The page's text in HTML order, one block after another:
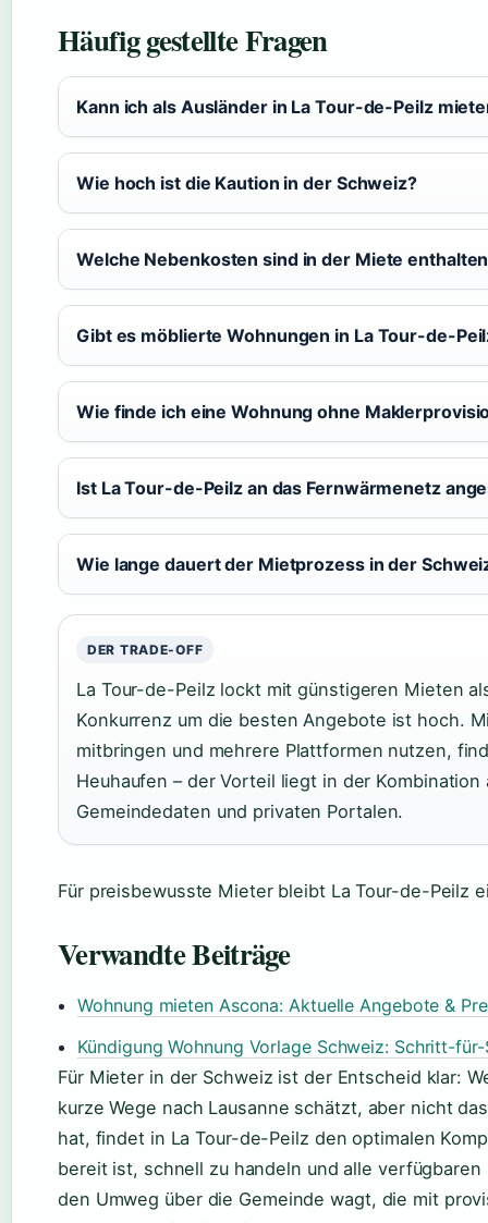
Häufig gestellte Fragen
Kann ich als Ausländer in La Tour-de-Peilz
Wie hoch ist die Kaution in der Schweiz?
Welche Nebenkosten sind in der Miete
Gibt es möblierte Wohnungen in La Tour-de-
Wie finde ich eine Wohnung ohne
Ist La Tour-de-Peilz an das Fernwärmenetz
Wie lange dauert der Mietprozess in der
DER TRADE-OFF
La Tour-de-Peilz lockt mit günstigeren Mieten
Konkurrenz um die besten Angebote ist hoch.
mitbringen und mehrere Plattformen nutzen,
Heuhaufen – der Vorteil liegt in der
Gemeindedaten und privaten Portalen.
Für preisbewusste Mieter bleibt La Tour-de-Peilz
Verwandte Beiträge
Wohnung mieten Ascona: Aktuelle Angebote &
Kündigung Wohnung Vorlage Schweiz: Schritt-
Für Mieter in der Schweiz ist der Entscheid klar:
kurze Wege nach Lausanne schätzt, aber nicht
hat, findet in La Tour-de-Peilz den optimalen
bereit ist, schnell zu handeln und alle verfügbaren
den Umweg über die Gemeinde wagt, die mit